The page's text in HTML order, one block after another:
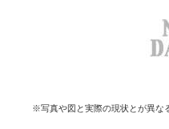
※写真や図と実際の現状とが異な